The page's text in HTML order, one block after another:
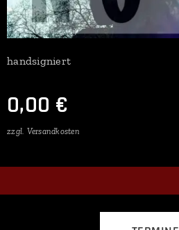
handsigniert
0,00 €
zzgl. Versandkosten